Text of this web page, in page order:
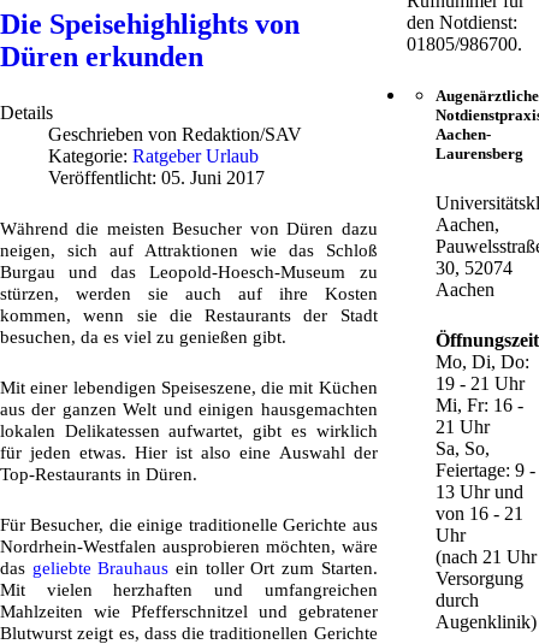
Die Speisehighlights von
Düren erkunden
Details
Geschrieben von Redaktion/SAV
Kategorie: Ratgeber Urlaub
Veröffentlicht: 05. Juni 2017
Während die meisten Besucher von Düren dazu
neigen, sich auf Attraktionen wie das Schloß
Burgau und das Leopold-Hoesch-Museum zu
stürzen, werden sie auch auf ihre Kosten
kommen, wenn sie die Restaurants der Stadt
besuchen, da es viel zu genießen gibt.
Mit einer lebendigen Speiseszene, die mit Küchen
aus der ganzen Welt und einigen hausgemachten
lokalen Delikatessen aufwartet, gibt es wirklich
für jeden etwas. Hier ist also eine Auswahl der
Top-Restaurants in Düren.
Für Besucher, die einige traditionelle Gerichte aus
Nordrhein-Westfalen ausprobieren möchten, wäre
das geliebte Brauhaus ein toller Ort zum Starten.
Mit vielen herzhaften und umfangreichen
Mahlzeiten wie Pfefferschnitzel und gebratener
Blutwurst zeigt es, dass die traditionellen Gerichte
den Notdienst:
01805/986700.
Augenärztliche
Aachen-
Laurensberg
Aachen,
30, 52074
Aachen
Mo, Di, Do:
19 - 21 Uhr
Mi, Fr: 16 -
21 Uhr
Sa, So,
Feiertage: 9 -
13 Uhr und
von 16 - 21
Uhr
(nach 21 Uhr
Versorgung
durch
Augenklinik)